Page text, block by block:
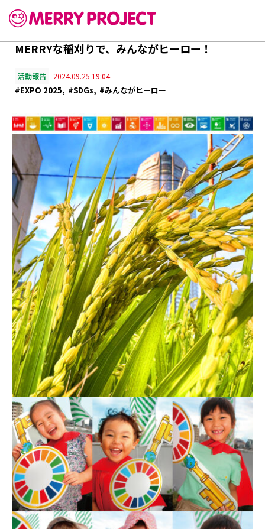
MERRYな稲刈りで、みんながヒーロー！
活動報告 2024.09.25 19:04
#EXPO 2025 #SDGs #みんながヒーロー